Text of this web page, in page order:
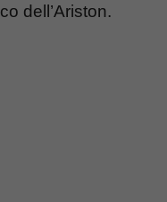
dell’Ariston.